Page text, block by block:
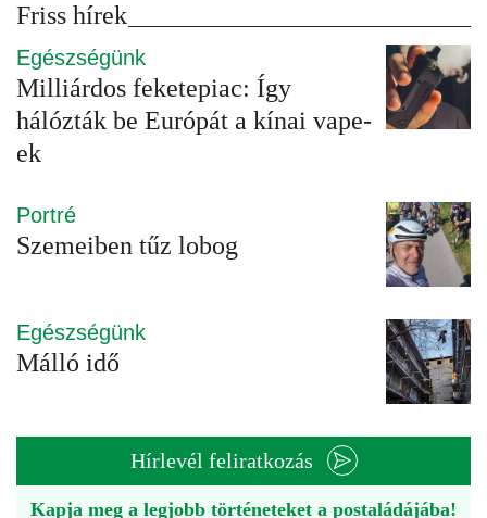
Friss hírek
Egészségünk
Milliárdos feketepiac: Így
hálózták be Európát a kínai vape-
ek
Portré
Szemeiben tűz lobog
Egészségünk
Málló idő
Hírlevél feliratkozás
Kapja meg a legjobb történeteket a postaládájába!